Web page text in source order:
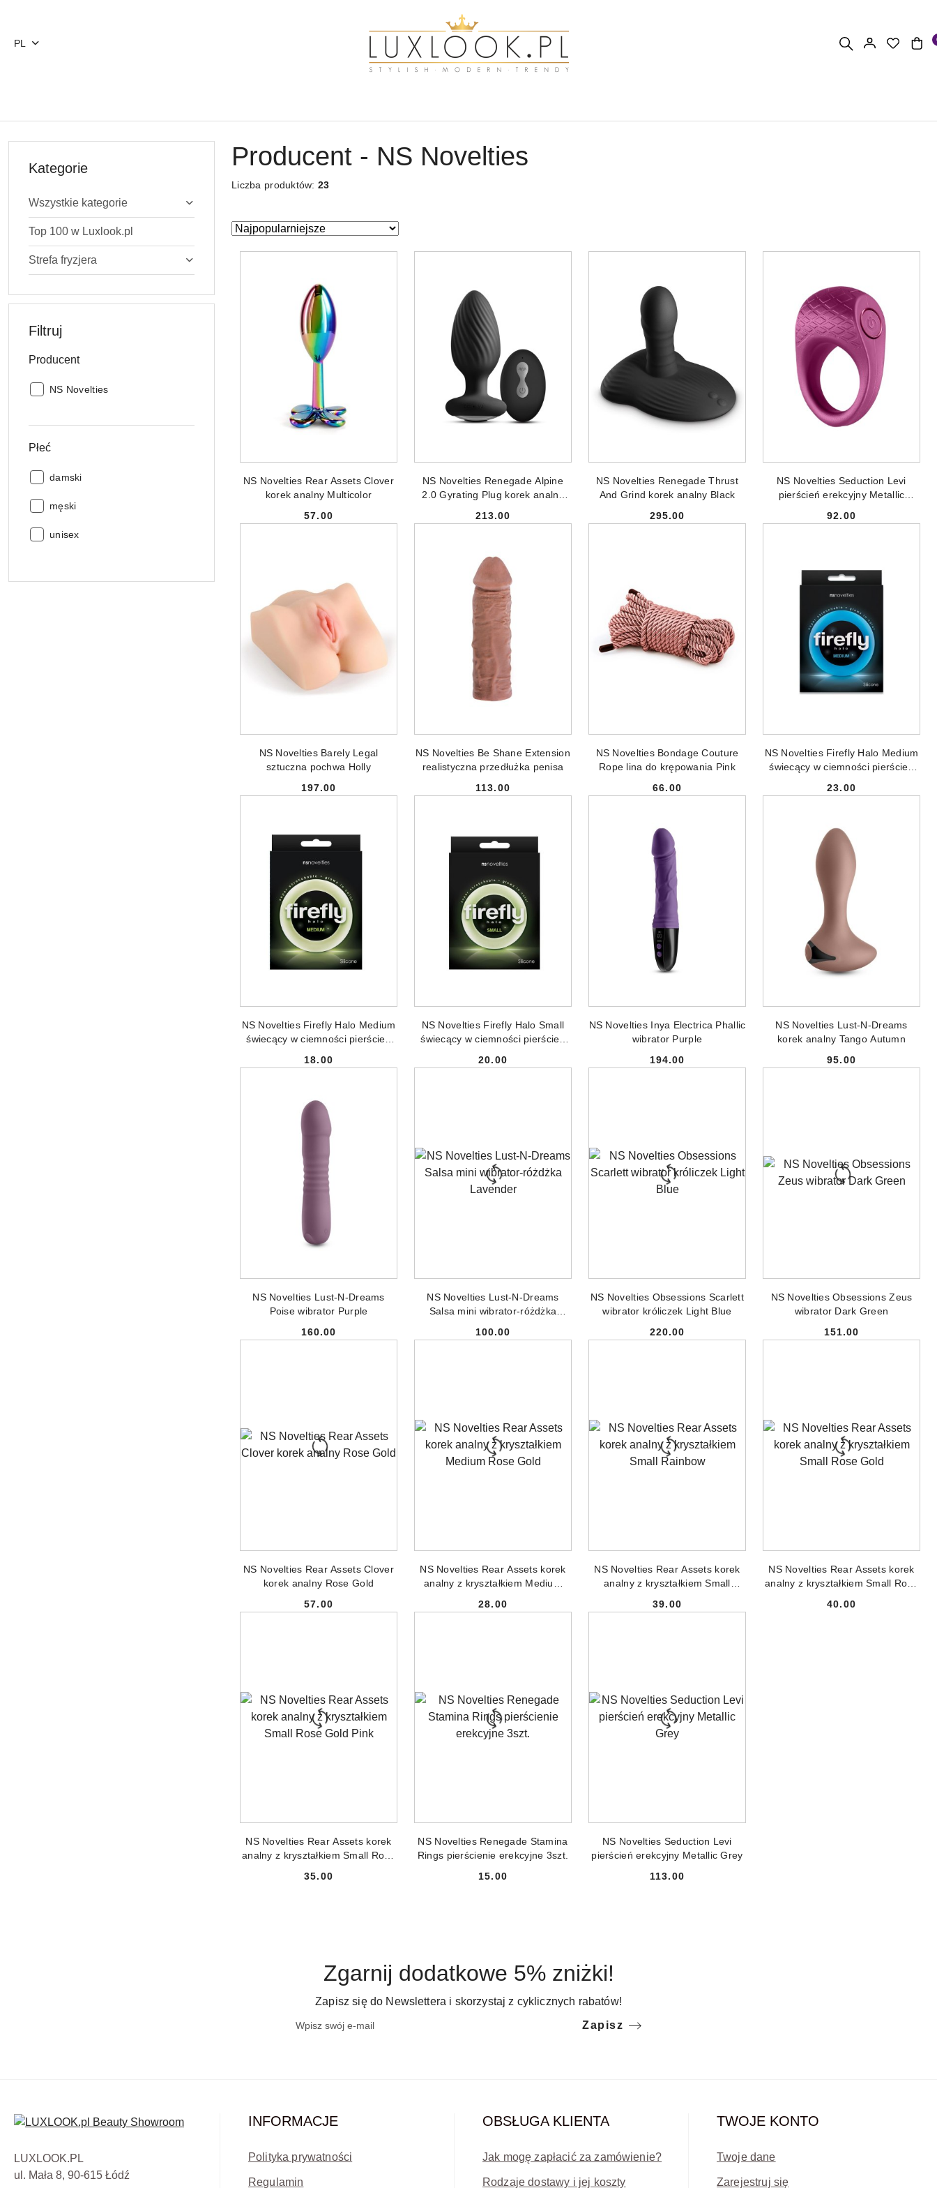
PL
Kategorie
Wszystkie kategorie
Top 100 w Luxlook.pl
Strefa fryzjera
Filtruj
Producent
Producent:
NS Novelties
Płeć
Płeć:
damski
Płeć:
męski
Płeć:
unisex
Producent - NS Novelties
Liczba produktów:23
Zastosowano
Sortuj
NS Novelties Rear Assets Clover
korek analny Multicolor
Cena:
57.00
NS Novelties Renegade Alpine
2.0 Gyrating Plug korek analny
Cena:
213.00
NS Novelties Renegade Thrust
And Grind korek analny Black
Cena:
295.00
NS Novelties Seduction Levi
pierścień erekcyjny Metallic
Cena:
92.00
NS Novelties Barely Legal
sztuczna pochwa Holly
Cena:
197.00
NS Novelties Be Shane Extension
realistyczna przedłużka penisa
Cena:
113.00
NS Novelties Bondage Couture
Rope lina do krępowania Pink
Cena:
66.00
NS Novelties Firefly Halo Medium
świecący w ciemności pierścień
Cena:
23.00
NS Novelties Firefly Halo Medium
świecący w ciemności pierścień
Cena:
18.00
NS Novelties Firefly Halo Small
świecący w ciemności pierścień
Cena:
20.00
NS Novelties Inya Electrica Phallic
wibrator Purple
Cena:
194.00
NS Novelties Lust-N-Dreams
korek analny Tango Autumn
Cena:
95.00
NS Novelties Lust-N-Dreams
Poise wibrator Purple
Cena:
160.00
NS Novelties Lust-N-Dreams
Salsa mini wibrator-różdżka
Cena:
100.00
NS Novelties Obsessions Scarlett
wibrator króliczek Light Blue
Cena:
220.00
NS Novelties Obsessions Zeus
wibrator Dark Green
Cena:
151.00
NS Novelties Rear Assets Clover
korek analny Rose Gold
Cena:
57.00
NS Novelties Rear Assets korek
analny z kryształkiem Medium
Cena:
28.00
NS Novelties Rear Assets korek
analny z kryształkiem Small
Cena:
39.00
NS Novelties Rear Assets korek
analny z kryształkiem Small Rose
Cena:
40.00
NS Novelties Rear Assets korek
analny z kryształkiem Small Rose
Cena:
35.00
NS Novelties Renegade Stamina
Rings pierścienie erekcyjne 3szt.
Cena:
15.00
NS Novelties Seduction Levi
pierścień erekcyjny Metallic Grey
Cena:
113.00
Zgarnij dodatkowe 5% zniżki!
Zapisz się do Newslettera i skorzystaj z cyklicznych rabatów!
Zapisz
LUXLOOK.PL
ul. Mała 8, 90-615 Łódź
INFORMACJE
Polityka prywatności
Regulamin
OBSŁUGA KLIENTA
Jak mogę zapłacić za zamówienie?
Rodzaje dostawy i jej koszty
TWOJE KONTO
Twoje dane
Zarejestruj się